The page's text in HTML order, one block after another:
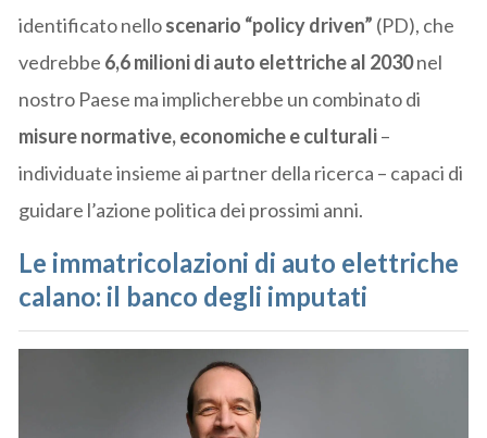
identificato nelloscenario “policy driven” (PD), che
vedrebbe 6,6 milioni di auto elettriche al 2030nel
nostro Paese ma implicherebbe un combinato di
misure normative, economiche e culturali–
individuate insieme ai partner della ricerca – capaci di
guidare l’azione politica dei prossimi anni.
Le immatricolazioni di auto elettriche
calano: il banco degli imputati